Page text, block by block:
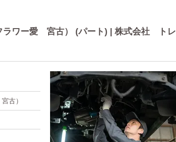
ラワー愛 宮古） (パート) | 株式会社 トレ
古）